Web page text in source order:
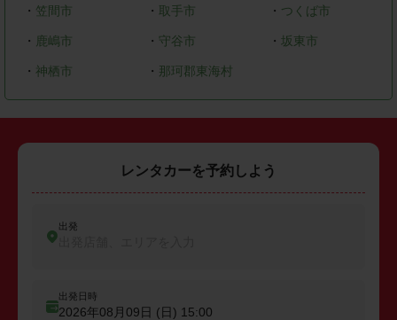
・ 笠間市 ・ 取手市 ・ つくば市
・ 鹿嶋市 ・ 守谷市 ・坂東市
・ 神栖市 ・ 那珂郡東海村
レンタカーを予約しよう
出発
出発日時
2026年08月09日 (日) 15:00